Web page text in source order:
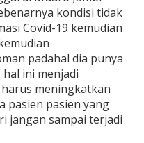
kondisi tidak
Covid-19 kemudian
padahal dia punya
ini menjadi
meningkatkan
pasien pasien yang
jangan sampai terjadi